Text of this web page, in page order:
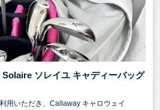
ソレイユ キャディーバッグ
用いただき、Callaway キャロウェイ